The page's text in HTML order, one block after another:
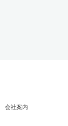
会社案内